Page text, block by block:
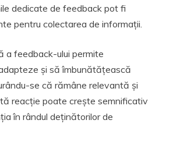
dedicate de feedback pot fi
pentru colectarea de informații.
a feedback-ului permite
și să îmbunătățească
se că rămâne relevantă și
reacție poate crește semnificativ
în rândul deținătorilor de